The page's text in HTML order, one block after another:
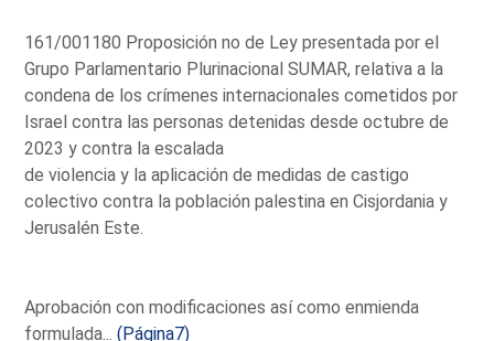
161/001180 Proposición no de Ley presentada por el
Grupo Parlamentario Plurinacional SUMAR, relativa a la
condena de los crímenes internacionales cometidos por
Israel contra las personas detenidas desde octubre de
2023 y contra la escalada
de violencia y la aplicación de medidas de castigo
colectivo contra la población palestina en Cisjordania y
Jerusalén Este.
Aprobación con modificaciones así como enmienda
formulada...(Página7)